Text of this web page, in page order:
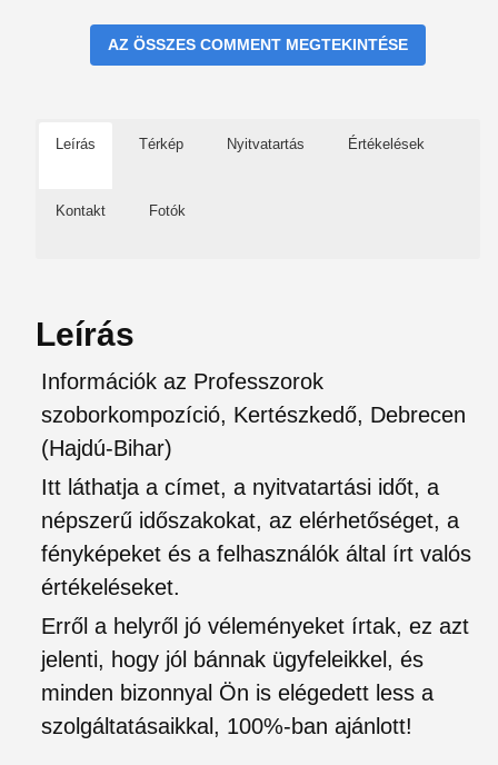
AZ ÖSSZES COMMENT MEGTEKINTÉSE
Leírás Térkép Nyitvatartás Értékelések
Kontakt Fotók
Leírás
Információk az Professzorok
szoborkompozíció, Kertészkedő, Debrecen
(Hajdú-Bihar)
Itt láthatja a címet, a nyitvatartási időt, a
népszerű időszakokat, az elérhetőséget, a
fényképeket és a felhasználók által írt valós
értékeléseket.
Erről a helyről jó véleményeket írtak, ez azt
jelenti, hogy jól bánnak ügyfeleikkel, és
minden bizonnyal Ön is elégedett less a
szolgáltatásaikkal, 100%-ban ajánlott!